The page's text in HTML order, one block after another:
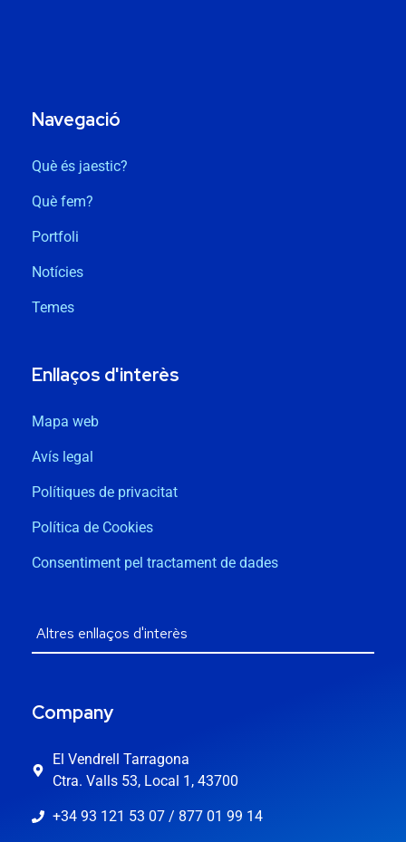
Navegació
Què és jaestic?
Què fem?
Portfoli
Notícies
Temes
Enllaços d'interès
Mapa web
Avís legal
Polítiques de privacitat
Política de Cookies
Consentiment pel tractament de dades
Company
El Vendrell Tarragona
Ctra. Valls 53, Local 1, 43700
+34 93 121 53 07 / 877 01 99 14